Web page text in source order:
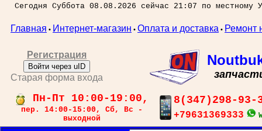
Сегодня Суббота 08.08.2026 сейчас 21:07 по местному
Главная • Интернет-магазин • Оплата и доставка • Ремонт
Регистрация
Войти через uID
Старая форма входа
Пн-Пт 10:00-19:00,
пер. 14:00-15:00, Сб, Вс -
выходной
8(347)298-93-
+79631369333